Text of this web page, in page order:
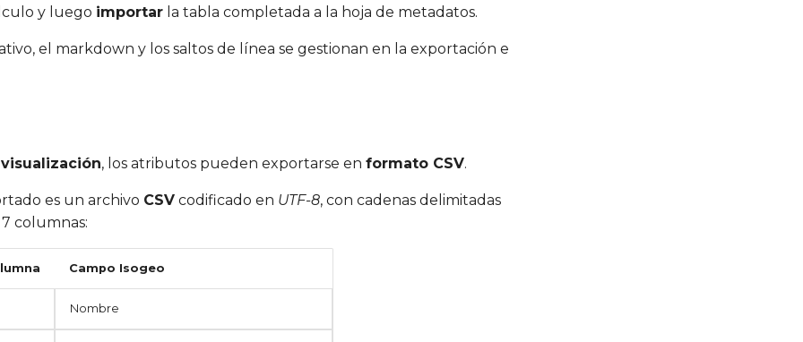
y luego importar la tabla completada a la hoja de metadatos.
el markdown y los saltos de línea se gestionan en la exportación e
visualización, los atributos pueden exportarse en formato CSV.
es un archivo CSV codificado en UTF-8, con cadenas delimitadas
columnas:
Campo Isogeo
Nombre